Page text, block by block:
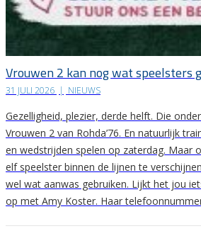
Vrouwen 2 kan nog wat speelsters
31 JULI 2026 | NIEUWS
Gezelligheid, plezier, derde helft. Die
Vrouwen 2 van Rohda’76. En natuurlijk
en wedstrijden spelen op zaterdag. Maar
elf speelster binnen de lijnen te
wel wat aanwas gebruiken. Lijkt het jou
op met Amy Koster. Haar